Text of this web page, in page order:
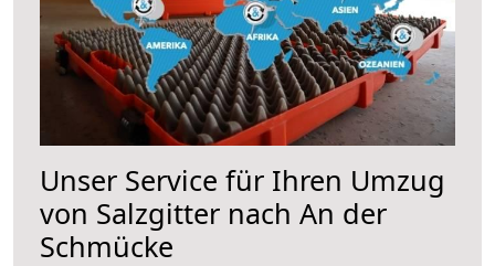
Unser Service für Ihren Umzug
von Salzgitter nach An der
Schmücke